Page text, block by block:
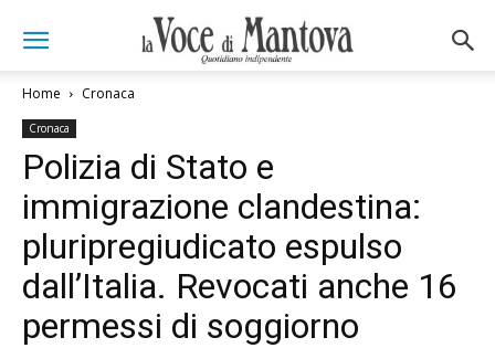
Home Cronaca
Cronaca
Polizia di Stato e
immigrazione clandestina:
pluripregiudicato espulso
dall’Italia. Revocati anche 16
permessi di soggiorno